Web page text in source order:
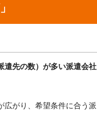
遣先の数）が多い派遣会社
広がり、希望条件に合う派